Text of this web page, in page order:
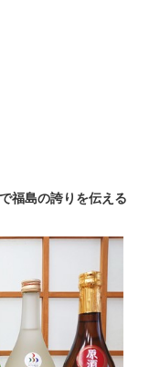
福島の誇りを伝える